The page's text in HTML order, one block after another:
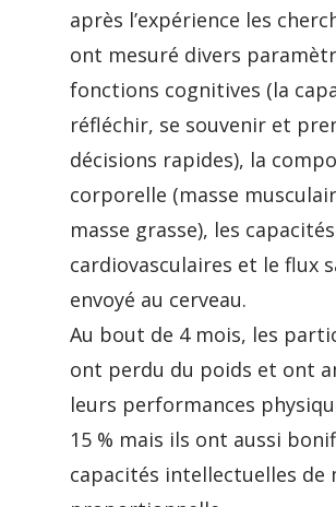
après l’expérience les
ont mesuré divers
fonctions cognitives (la
réfléchir, se souvenir et
décisions rapides), la
corporelle (masse
masse grasse), les capacités
cardiovasculaires et le flux
envoyé au cerveau.
Au bout de 4 mois, les
ont perdu du poids et ont
leurs performances
15 % mais ils ont aussi
capacités intellectuelles de